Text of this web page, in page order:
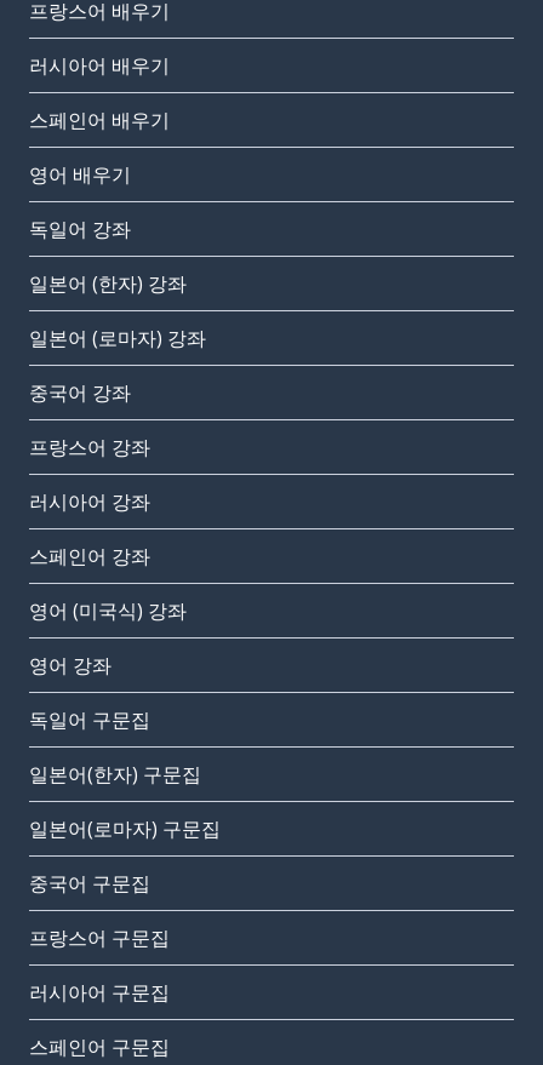
프랑스어 배우기
러시아어 배우기
스페인어 배우기
영어 배우기
독일어 강좌
일본어 (한자) 강좌
일본어 (로마자) 강좌
중국어 강좌
프랑스어 강좌
러시아어 강좌
스페인어 강좌
영어 (미국식) 강좌
영어 강좌
독일어 구문집
일본어(한자) 구문집
일본어(로마자) 구문집
중국어 구문집
프랑스어 구문집
러시아어 구문집
스페인어 구문집